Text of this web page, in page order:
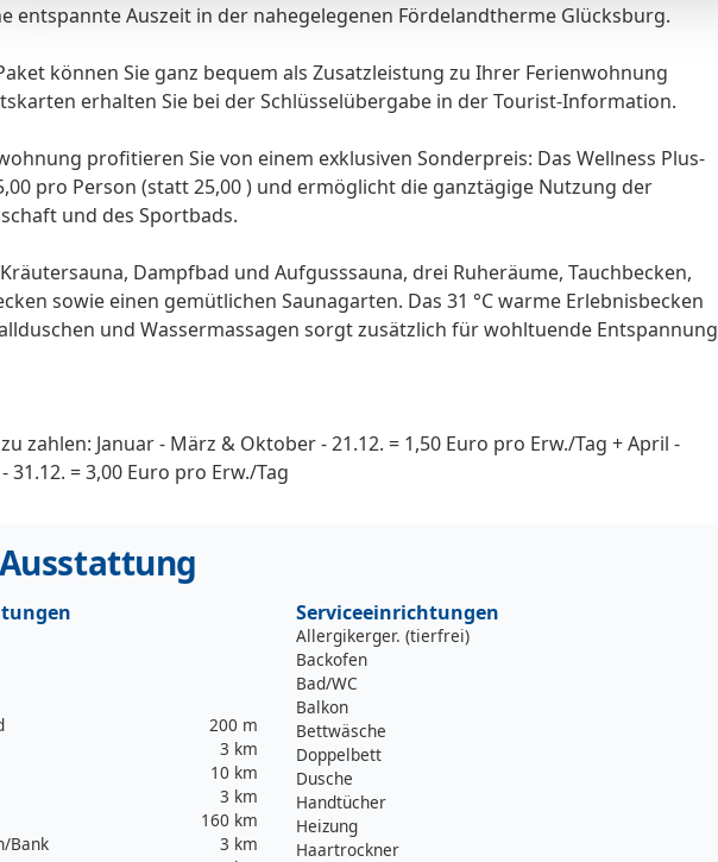
entspannte Auszeit in der nahegelegenen Fördelandtherme Glücksburg.
können Sie ganz bequem als Zusatzleistung zu Ihrer Ferienwohnung
erhalten Sie bei der Schlüsselübergabe in der Tourist-Information.
profitieren Sie von einem exklusiven Sonderpreis: Das Wellness Plus-
pro Person (statt 25,00 ) und ermöglicht die ganztägige Nutzung der
und des Sportbads.
Dampfbad und Aufgusssauna, drei Ruheräume, Tauchbecken,
sowie einen gemütlichen Saunagarten. Das 31 °C warme Erlebnisbecken
und Wassermassagen sorgt zusätzlich für wohltuende Entspannung
zahlen: Januar - März & Oktober - 21.12. = 1,50 Euro pro Erw./Tag + April -
31.12. = 3,00 Euro pro Erw./Tag
200 m
3 km
10 km
3 km
160 km
Bank
3 km
Serviceeinrichtungen
Allergikerger. (tierfrei)
Backofen
Bad/WC
Balkon
Bettwäsche
Doppelbett
Dusche
Handtücher
Heizung
Haartrockner